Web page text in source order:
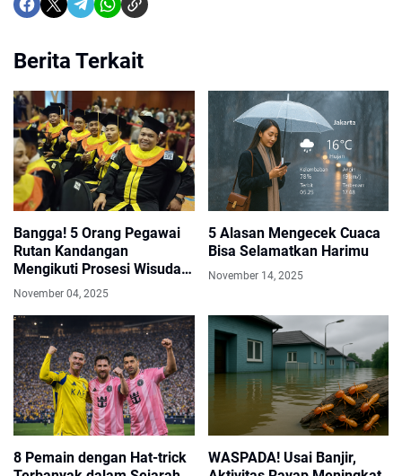
Berita Terkait
Bangga! 5 Orang Pegawai
Rutan Kandangan
Mengikuti Prosesi Wisuda
Universitas Terbuka
November 04, 2025
5 Alasan Mengecek Cuaca
Bisa Selamatkan Harimu
November 14, 2025
8 Pemain dengan Hat-trick
WASPADA! Usai Banjir,